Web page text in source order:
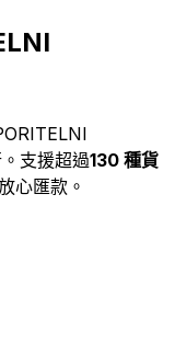
支援超過130 種貨
心匯款。